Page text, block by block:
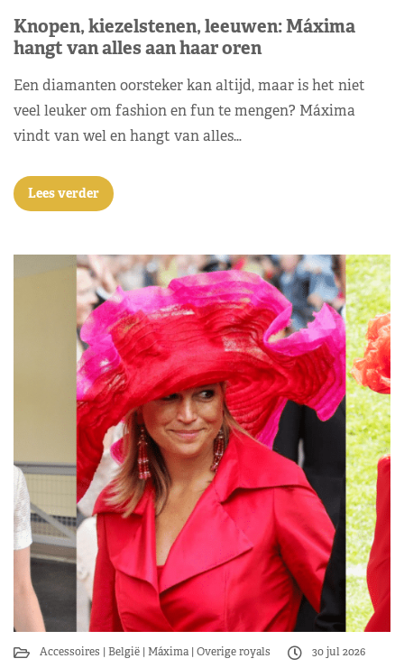
Knopen, kiezelstenen, leeuwen: Máxima
hangt van alles aan haar oren
Een diamanten oorsteker kan altijd, maar is het niet
veel leuker om fashion en fun te mengen? Máxima
vindt van wel en hangt van alles…
Lees verder
Accessoires België Máxima Overige royals
30 jul 2026